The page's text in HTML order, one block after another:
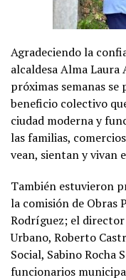
Agradeciendo la
alcaldesa Alma
próximas semanas
beneficio colectivo
ciudad moderna y
las familias,
vean, sientan y vivan
También estuvieron
la comisión de Obras
Rodríguez; el
Urbano, Roberto
Social, Sabino Rocha
funcionarios